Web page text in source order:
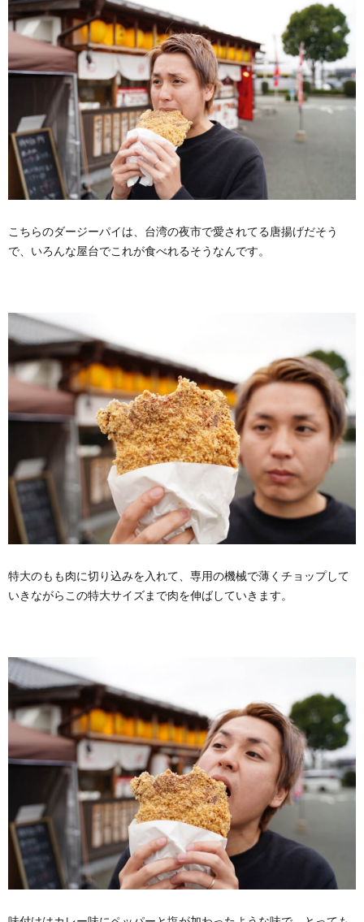
こちらのダージーパイは、台湾の夜市で愛されてる唐揚げだそう
で、いろんな屋台でこれが食べれるそうなんです。
特大のもも肉に切り込みを入れて、専用の機械で薄くチョップして
いきながらこの特大サイズまで肉を伸ばしていきます。